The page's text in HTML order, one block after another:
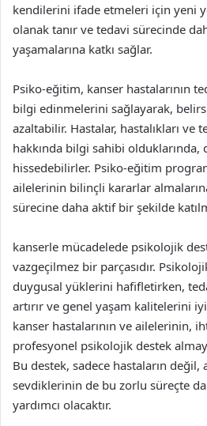
kendilerini ifade etmeleri için yeni
olanak tanır ve tedavi sürecinde
yaşamalarına katkı sağlar.
Psiko-eğitim, kanser hastalarının
bilgi edinmelerini sağlayarak,
azaltabilir. Hastalar, hastalıkları ve
hakkında bilgi sahibi
hissedebilirler. Psiko-eğitim
ailelerinin bilinçli kararlar
sürecine daha aktif bir şekilde
kanserle mücadelede psikolojik
vazgeçilmez bir parçasıdır.
duygusal yüklerini hafifletirken,
artırır ve genel yaşam kalitelerini
kanser hastalarının ve ailelerinin,
profesyonel psikolojik destek
Bu destek, sadece hastaların değil,
sevdiklerinin de bu zorlu süreçte
yardımcı olacaktır.